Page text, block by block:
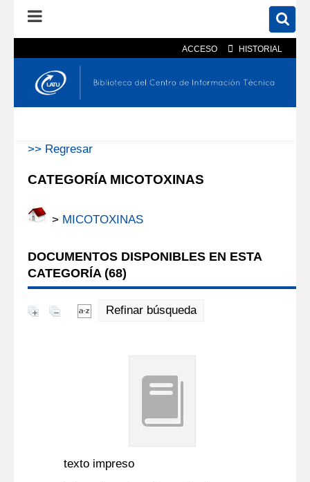
ACCESO HISTORIAL
En el catálogo En el sitio
>> Regresar
CATEGORÍA MICOTOXINAS
> MICOTOXINAS
DOCUMENTOS DISPONIBLES EN ESTA
CATEGORÍA (68)
Refinar búsqueda
texto impreso